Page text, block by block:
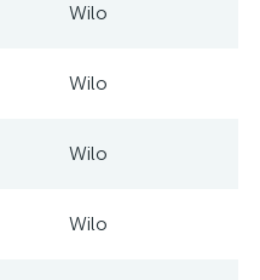
Wilo
Wilo
Wilo
Wilo